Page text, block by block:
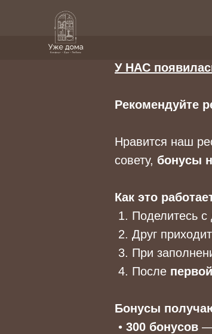
У НАС
Рекомендуйте
Нравится наш
совету, бонусы
Как это
1. Поделитесь с
2. Друг
3. При
4. После
Бонусы
• 300 бонусов —